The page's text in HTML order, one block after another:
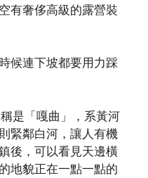
有奢侈高級的露營裝
候連下坡都要用力踩
是「嘎曲」，系黃河
緊鄰白河，讓人有機
後，可以看見天邊橫
地貌正在一點一點的